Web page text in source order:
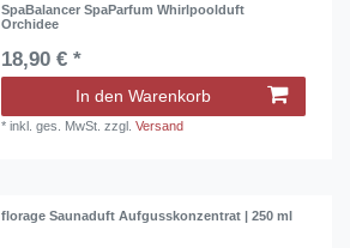
SpaBalancer SpaParfum Whirlpoolduft
Orchidee
18,90 € *
In den Warenkorb
*inkl. ges. MwSt. zzgl.Versand
florage Saunaduft Aufgusskonzentrat | 250 ml